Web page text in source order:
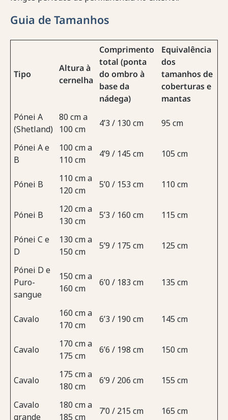
Guia de Tamanhos
Tipo
Altura à
cernelha
Comprimento
total (ponta
do ombro à
base da
nádega)
Equivalência
dos
tamanhos de
coberturas e
mantas
Pónei A
(Shetland)
80 cm a
100 cm
4’3 / 130 cm 95 cm
Pónei A e
B
100 cm a
110 cm
4’9 / 145 cm 105 cm
Pónei B
110 cm a
120 cm
5’0 / 153 cm 110 cm
Pónei B
120 cm a
130 cm
5’3 / 160 cm 115 cm
Pónei C e
D
130 cm a
150 cm
5’9 / 175 cm 125 cm
Pónei D e
Puro-
sangue
150 cm a
160 cm
6’0 / 183 cm 135 cm
Cavalo
160 cm a
170 cm
6’3 / 190 cm 145 cm
Cavalo
170 cm a
175 cm
6’6 / 198 cm 150 cm
Cavalo
175 cm a
180 cm
6’9 / 206 cm 155 cm
Cavalo
grande
180 cm a
185 cm
7’0 / 215 cm 165 cm